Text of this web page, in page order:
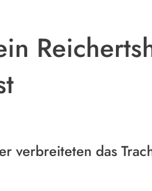
verbreiteten das